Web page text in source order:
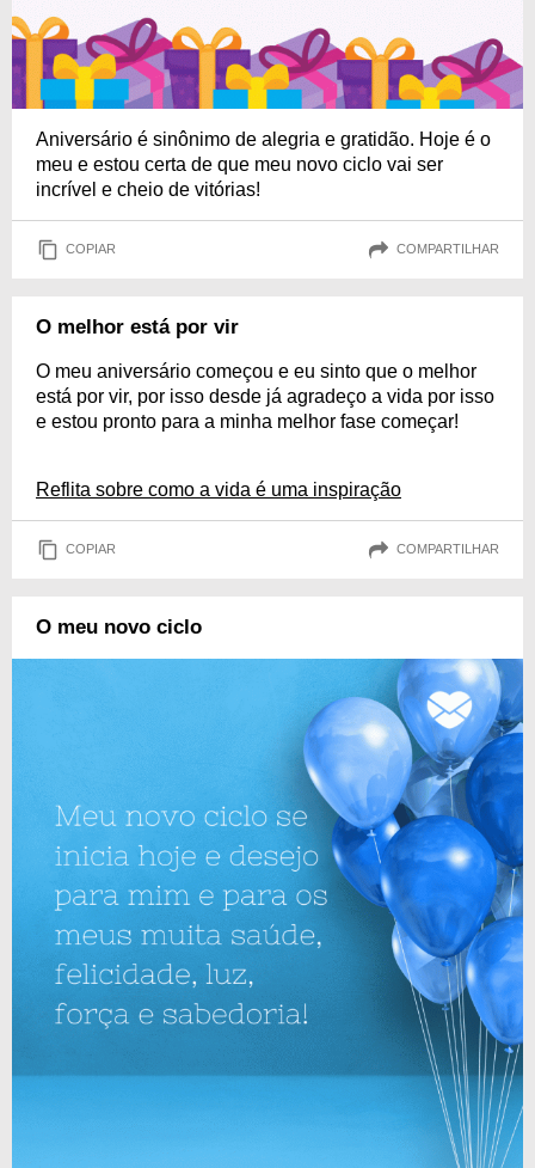
Aniversário é sinônimo de alegria e gratidão. Hoje é o
meu e estou certa de que meu novo ciclo vai ser
incrível e cheio de vitórias!
COPIAR COMPARTILHAR
O melhor está por vir
O meu aniversário começou e eu sinto que o melhor
está por vir, por isso desde já agradeço a vida por isso
e estou pronto para a minha melhor fase começar!
Reflita sobre como a vida é uma inspiração
COPIAR COMPARTILHAR
O meu novo ciclo